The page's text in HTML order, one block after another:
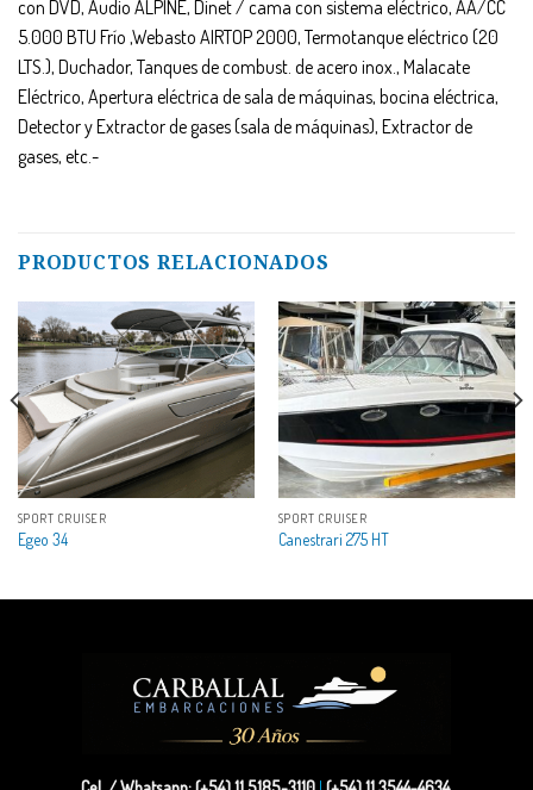
con DVD, Audio ALPINE, Dinet / cama con sistema eléctrico, AA/CC
5.000 BTU Frío ,Webasto AIRTOP 2000, Termotanque eléctrico (20
LTS.), Duchador, Tanques de combust. de acero inox., Malacate
Eléctrico, Apertura eléctrica de sala de máquinas, bocina eléctrica,
Detector y Extractor de gases (sala de máquinas), Extractor de
gases, etc.-
PRODUCTOS RELACIONADOS
SPORT CRUISER
Egeo 34
SPORT CRUISER
Canestrari 275 HT